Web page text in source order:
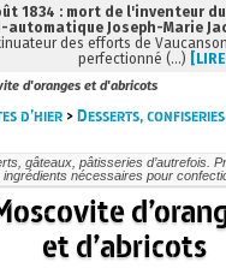
d'oranges et d'abricots
d’hier >Desserts, confiseries
gâteaux, pâtisseries d’autrefois.
ingrédients nécessaires pour
et d’abricots
1834 : mort de l'inventeur
automatique Joseph-Marie
des efforts de
perfectionné (…)